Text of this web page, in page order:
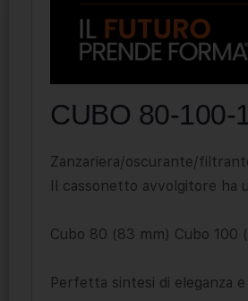
CUBO 80-100-
Zanzariera/oscurante/
Il cassonetto avvolgitore ha
Cubo 80 (83 mm) Cubo 100
Perfetta sintesi di eleganza